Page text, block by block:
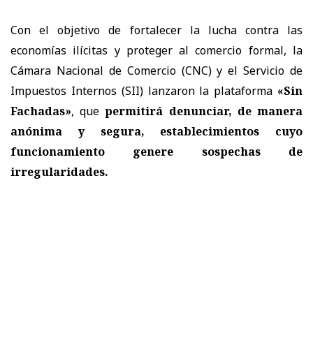
Con el objetivo de fortalecer la lucha contra las
economías ilícitas y proteger al comercio formal, la
Cámara Nacional de Comercio (CNC) y el Servicio de
Impuestos Internos (SII) lanzaron la plataforma «Sin
Fachadas», quepermitirá denunciar, de manera
anónima y segura, establecimientos cuyo
funcionamiento genere sospechas de
irregularidades.